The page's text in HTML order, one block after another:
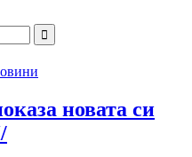
новата си